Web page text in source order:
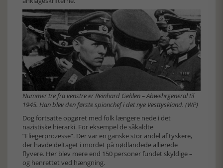
Nummer tre fra venstre er Reinhard Gehlen – Abwehrgeneral til
1945. Han blev den første spionchef i det nye Vesttyskland. (WP)
Dog fortsatte opgøret med folk længere nede i det
nazistiske hierarki. For eksempel de såkaldte
”Fliegerprozesse”. Der var en ganske stor andel af tyskere,
der havde deltaget i mordet på nødlandede allierede
flyvere. Her blev mere end 150 personer fundet skyldige –
og henrettet ved hængning.